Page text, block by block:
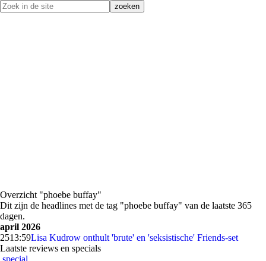
Overzicht "phoebe buffay"
Dit zijn de headlines met de tag "phoebe buffay" van de laatste 365
dagen.
april 2026
2513:59Lisa Kudrow onthult 'brute' en 'seksistische' Friends-set
Laatste reviews en specials
special